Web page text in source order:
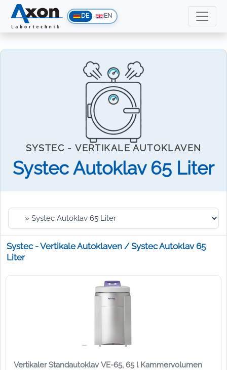
DE EN
SYSTEC - VERTIKALE AUTOKLAVEN
Systec Autoklav 65 Liter
Systec - Vertikale Autoklaven / Systec Autoklav 65
Liter
Vertikaler Standautoklav VE-65, 65 l Kammervolumen